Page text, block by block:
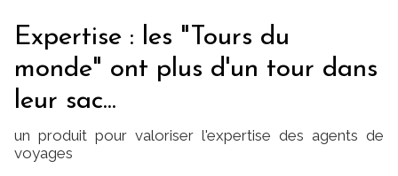
Expertise : les "Tours du
monde" ont plus d'un tour dans
leur sac...
un produit pour valoriser l'expertise des agents de
voyages